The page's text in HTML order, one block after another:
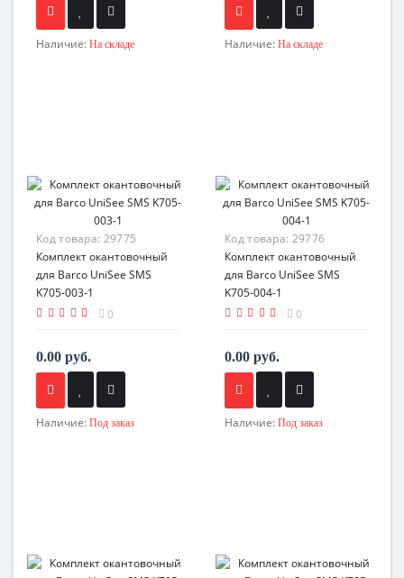
Наличие: На складе Наличие: На складе
Код товара: 29775
Комплект окантовочный
для Barco UniSee SMS
K705-003-1
0
0.00 руб.
Наличие: Под заказ
Код товара: 29776
Комплект окантовочный
для Barco UniSee SMS
K705-004-1
0
0.00 руб.
Наличие: Под заказ